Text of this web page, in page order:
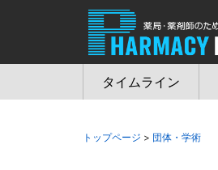
タイムライン
トップページ > 団体・学術